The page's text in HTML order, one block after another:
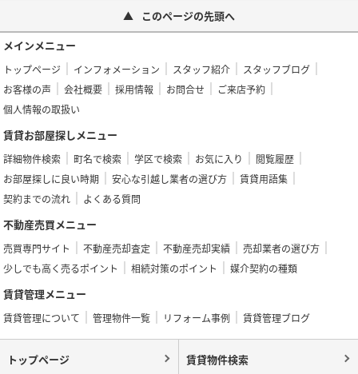
このページの先頭へ
メインメニュー
トップページ インフォメーション スタッフ紹介
スタッフブログ
お客様の声
会社概要 採用情報 お問合せ
ご来店予約
個人情報の取扱い
賃貸お部屋探しメニュー
詳細物件検索 町名で検索 学区で検索 お気に入り
閲覧履歴
お部屋探しに良い時期
安心な引越し業者の選び方
賃貸用語集
契約までの流れ
よくある質問
不動産売買メニュー
売買専門サイト 不動産売却査定 不動産売却実績
売却業者の選び方
少しでも高く売るポイント
相続対策のポイント 媒介契約の種類
賃貸管理メニュー
賃貸管理について 管理物件一覧 リフォーム事例 賃貸管理ブログ
トップページ 賃貸物件検索